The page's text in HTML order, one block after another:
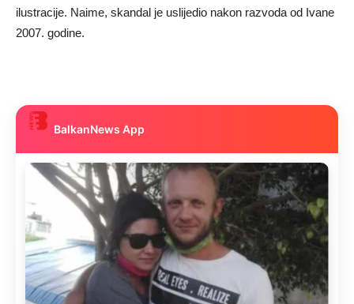
ilustracije. Naime, skandal je uslijedio nakon razvoda od Ivane
2007. godine.
BalkanNews App